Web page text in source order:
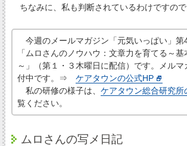
ちなみに、私も判断されているわけですの
今週のメールマガジン「元気いっぱい」第
「ムロさんのノウハウ：文章力を育てる～
～」（第１・３木曜日に配信）です。メルマ
付中です。⇒ ケアタウンの公式HP
私の研修の様子は、 ケアタウン総合研究所
覧ください。
ムロさんの写メ日記